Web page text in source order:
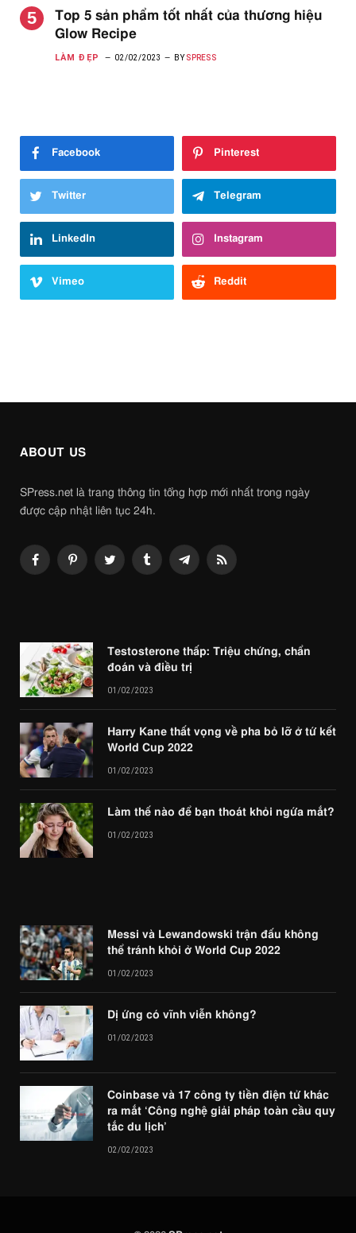
Top 5 sản phẩm tốt nhất của thương hiệu
Glow Recipe
LÀM ĐẸP 02/02/2023 BY SPRESS
Facebook Pinterest
Twitter Telegram
LinkedIn Instagram
Vimeo Reddit
ABOUT US
SPress.net là trang thông tin tổng hợp mới nhất trong ngày
được cập nhật liên tục 24h.
FacebookPinterestTwitter Tumblr TelegramRSS
Testosterone thấp: Triệu chứng, chẩn
đoán và điều trị
01/02/2023
Harry Kane thất vọng về pha bỏ lỡ ở tứ kết
World Cup 2022
01/02/2023
Làm thế nào để bạn thoát khỏi ngứa mắt?
01/02/2023
Messi và Lewandowski trận đấu không
thể tránh khỏi ở World Cup 2022
01/02/2023
Dị ứng có vĩnh viễn không?
01/02/2023
Coinbase và 17 công ty tiền điện tử khác
ra mắt ‘Công nghệ giải pháp toàn cầu quy
tắc du lịch’
02/02/2023